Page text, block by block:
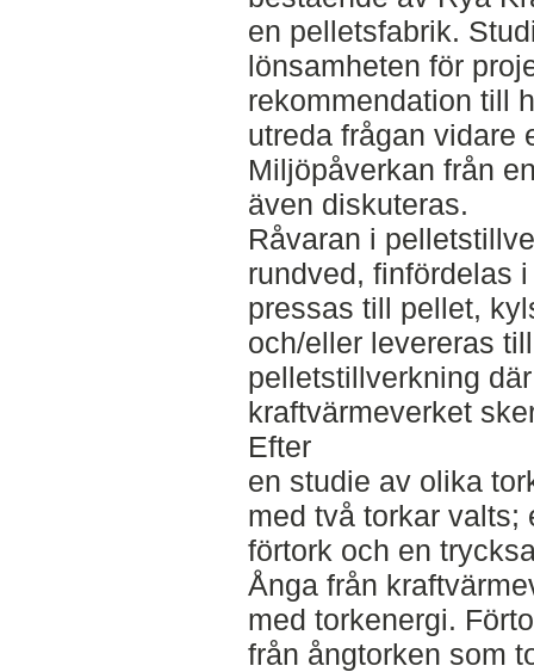
en pelletsfabrik.
lönsamheten för
rekommendation till
utreda frågan vidare
Miljöpåverkan från
även diskuteras.
Råvaran i
rundved, finfördelas
pressas till pellet,
och/eller levereras
pelletstillverkning
kraftvärmeverket
Efter
en studie av olika
med två torkar valts;
förtork och en
Ånga från
med torkenergi.
från ångtorken som